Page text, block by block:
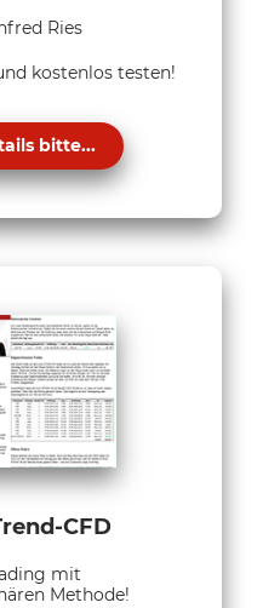
Ries
kostenlos testen!
bitte...
CFD
mit
Methode!